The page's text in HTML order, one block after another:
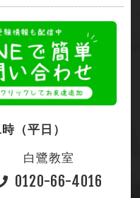
（平日）
白鷺教室
0120-66-4016